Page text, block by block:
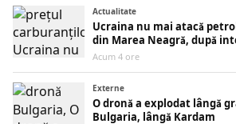
Actualitate
Ucraina nu mai atacă
din Marea Neagră, după
Acum 4 ore
Externe
O dronă a explodat lângă
Bulgaria, lângă Kardam